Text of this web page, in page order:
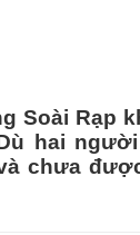
Soài Rạp
hai
chưa